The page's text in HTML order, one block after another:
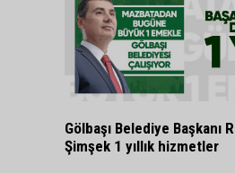
Gölbaşı Belediye Başkanı
Şimşek 1 yıllık hizmetler